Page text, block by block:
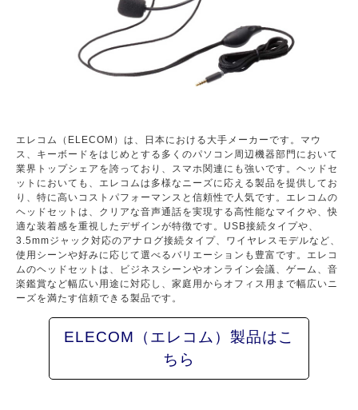
エレコム（ELECOM）は、日本における大手メーカーです。マウ
ス、キーボードをはじめとする多くのパソコン周辺機器部門において
業界トップシェアを誇っており、スマホ関連にも強いです。ヘッドセ
ットにおいても、エレコムは多様なニーズに応える製品を提供してお
り、特に高いコストパフォーマンスと信頼性で人気です。エレコムの
ヘッドセットは、クリアな音声通話を実現する高性能なマイクや、快
適な装着感を重視したデザインが特徴です。USB接続タイプや、
3.5mmジャック対応のアナログ接続タイプ、ワイヤレスモデルなど、
使用シーンや好みに応じて選べるバリエーションも豊富です。エレコ
ムのヘッドセットは、ビジネスシーンやオンライン会議、ゲーム、音
楽鑑賞など幅広い用途に対応し、家庭用からオフィス用まで幅広いニ
ーズを満たす信頼できる製品です。
ELECOM（エレコム）製品はこ
ちら